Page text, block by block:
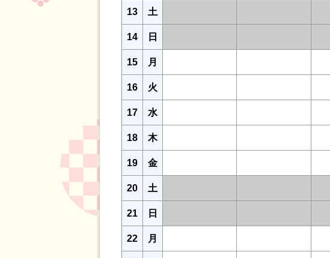
13 土
14 日
15 月
16 火
17 水
18 木
19 金
20 土
21 日
22 月